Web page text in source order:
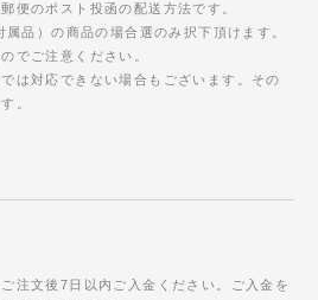
のポスト投函の配送方法です。
品）の商品の場合選のみ択下頂けます。
でご注意ください。
は対応できない場合もございます。その
。
注文後7日以内ご入金ください。ご入金を